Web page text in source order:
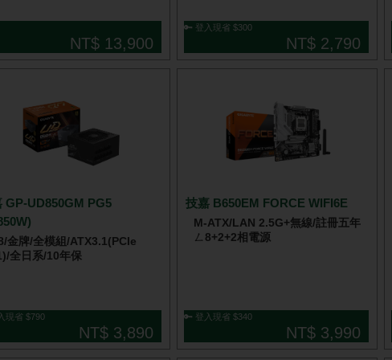
NT$ 13,900
🔑 登入現省 $300
NT$ 2,790
GP-UD850GM PG5
金牌/全模組/ATX3.1(PCIe
全日系/10年保
現省 $790
NT$ 3,890
技嘉 B650EM FORCE WIFI6E
M-ATX/LAN 2.5G+無線/註冊五年
ㄥ8+2+2相電源
🔑 登入現省 $340
NT$ 3,990